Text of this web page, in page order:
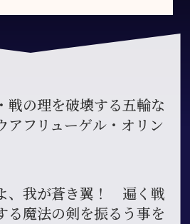
戦の理を破壊する五輪な
アフリューゲル・オリン
、我が蒼き翼！ 遍く戦
る魔法の剣を振るう事を